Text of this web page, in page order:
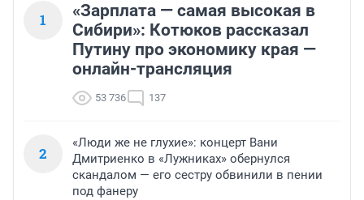
1
«Зарплата — самая высокая в
Сибири»: Котюков рассказал
Путину про экономику края —
онлайн-трансляция
53 736 137
2
«Люди же не глухие»: концерт Вани
Дмитриенко в «Лужниках» обернулся
скандалом — его сестру обвинили в пении
под фанеру